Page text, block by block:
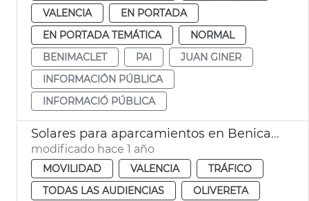
VALENCIA
EN PORTADA
EN PORTADA TEMÁTICA
NORMAL
BENIMACLET
PAI
JUAN GINER
INFORMACIÓN PÚBLICA
INFORMACIÓ PÚBLICA
Solares para aparcamientos en Benicalap, Benimàmet, Soternes
modificado hace 1 año
MOVILIDAD VALENCIA
TRÁFICO
TODAS LAS AUDIENCIAS
OLIVERETA